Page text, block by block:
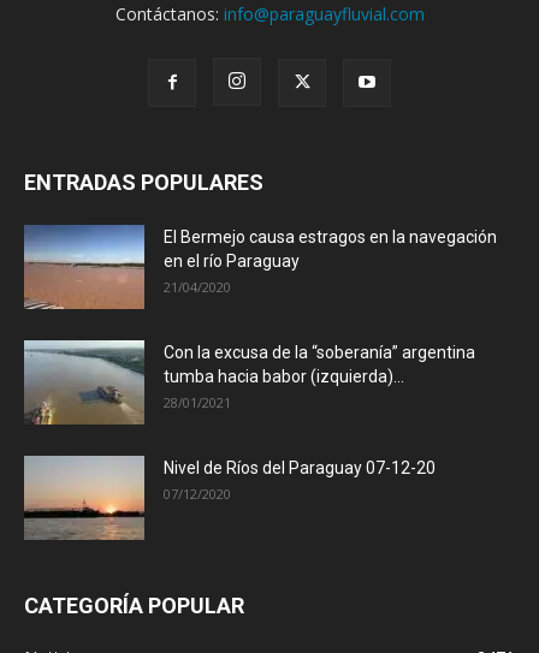
Contáctanos: info@paraguayfluvial.com
ENTRADAS POPULARES
El Bermejo causa estragos en la navegación
en el río Paraguay
21/04/2020
Con la excusa de la “soberanía” argentina
tumba hacia babor (izquierda)...
28/01/2021
Nivel de Ríos del Paraguay 07-12-20
07/12/2020
CATEGORÍA POPULAR